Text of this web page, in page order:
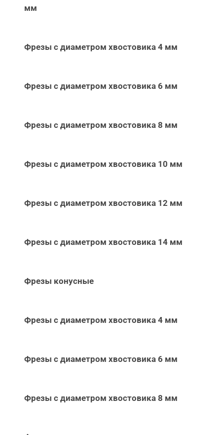
мм
Фрезы с диаметром хвостовика 4 мм
Фрезы с диаметром хвостовика 6 мм
Фрезы с диаметром хвостовика 8 мм
Фрезы с диаметром хвостовика 10 мм
Фрезы с диаметром хвостовика 12 мм
Фрезы с диаметром хвостовика 14 мм
Фрезы конусные
Фрезы с диаметром хвостовика 4 мм
Фрезы с диаметром хвостовика 6 мм
Фрезы с диаметром хвостовика 8 мм